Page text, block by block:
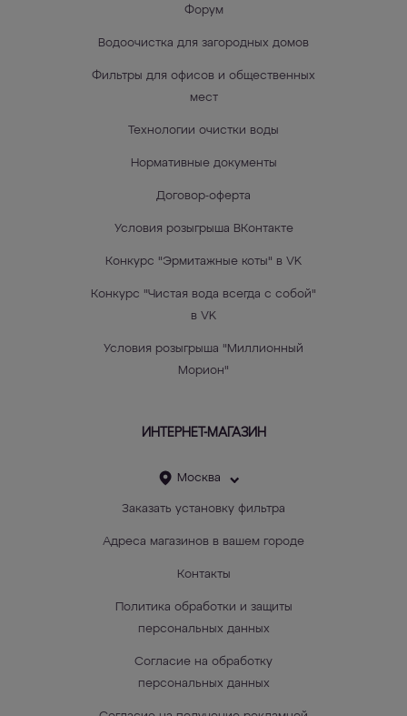
Форум
Водоочистка для загородных домов
Фильтры для офисов и общественных
мест
Технологии очистки воды
Нормативные документы
Договор-оферта
Условия розыгрыша ВКонтакте
Конкурс "Эрмитажные коты" в VK
Конкурс "Чистая вода всегда с собой"
в VK
Условия розыгрыша "Миллионный
Морион"
ИНТЕРНЕТ-МАГАЗИН
Москва
Заказать установку фильтра
Адреса магазинов в вашем городе
Контакты
Политика обработки и защиты
персональных данных
Согласие на обработку
персональных данных